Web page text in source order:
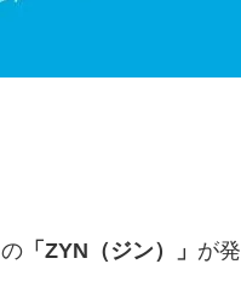
の 「ZYN（ジン）」 が発